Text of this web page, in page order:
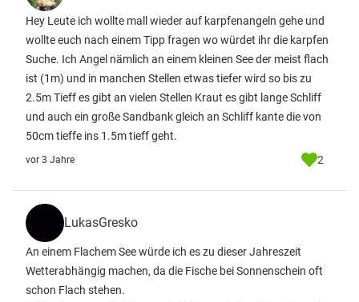
Hey Leute ich wollte mall wieder auf karpfenangeln gehe und
wollte euch nach einem Tipp fragen wo würdet ihr die karpfen
Suche. Ich Angel nämlich an einem kleinen See der meist flach
ist (1m) und in manchen Stellen etwas tiefer wird so bis zu
2.5m Tieff es gibt an vielen Stellen Kraut es gibt lange Schliff
und auch ein große Sandbank gleich an Schliff kante die von
50cm tieffe ins 1.5m tieff geht.
vor 3 Jahre 2
LukasGresko
An einem Flachem See würde ich es zu dieser Jahreszeit
Wetterabhängig machen, da die Fische bei Sonnenschein oft
schon Flach stehen.